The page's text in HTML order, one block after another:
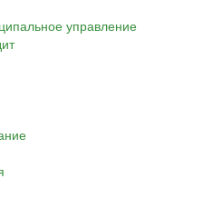
управление